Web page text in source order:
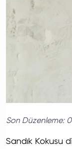
Son Düzenleme:
Sandık Kokusu